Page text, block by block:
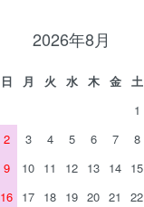
2026年8月
日 月 火 水 木 金
土
1
2
3 4 5 6 7
8
9
10 11 12 13 14 15
16 17 18 19 20 21
22